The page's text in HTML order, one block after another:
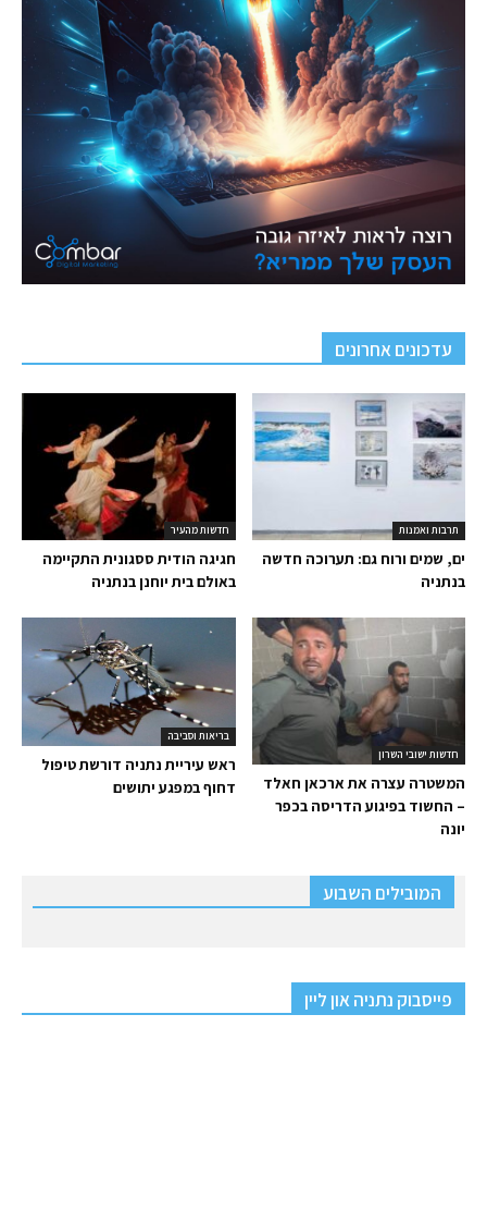
עדכונים אחרונים
חדשות מהעיר
חגיגה הודית ססגונית התקיימה
באולם בית יוחנן בנתניה
תרבות ואמנות
ים, שמים ורוח גם: תערוכה חדשה
בנתניה
בריאות וסביבה
ראש עיריית נתניה דורשת טיפול
דחוף במפגע יתושים
חדשות ישובי השרון
המשטרה עצרה את ארכאן חאלד
– החשוד בפיגוע הדריסה בכפר
יונה
המובילים השבוע
פייסבוק נתניה און ליין